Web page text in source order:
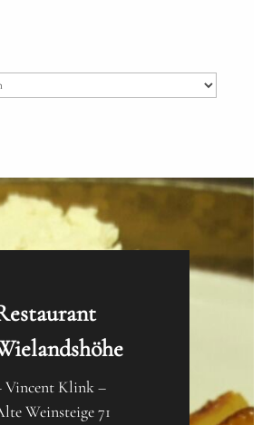
Vincent Klink –
Weinsteige 71